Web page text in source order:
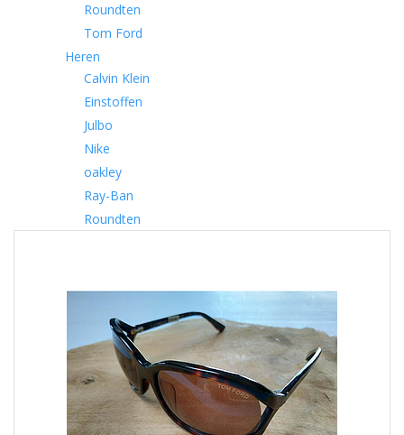
Roundten
Tom Ford
Heren
Calvin Klein
Einstoffen
Julbo
Nike
oakley
Ray-Ban
Roundten